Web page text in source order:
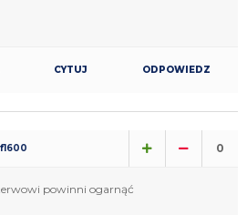
CYTUJ ODPOWIEDZ
0
powinni ogarnąć